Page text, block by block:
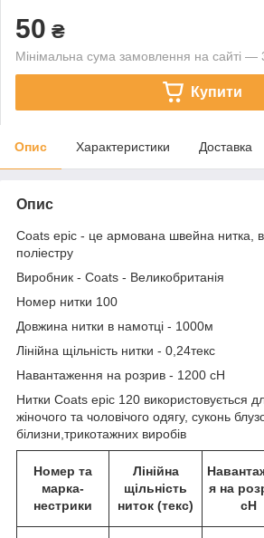
50 ₴
Мінімальна сума замовлення на сайті —
Купити
Опис Характеристики Доставка
Опис
Coats epic - це армована швейна нитка,
поліестру
Виробник - Coats - Великобританія
Номер нитки 100
Довжина нитки в намотці - 1000м
Лінійна щільність нитки - 0,24текс
Навантаження на розрив - 1200 сН
Нитки Сoats epic 120 використовується
жіночого та чоловічого одягу, суконь
білизни,трикотажних виробів
Номер та
марка-
нестрики
Лінійна
щільність
ниток (текс)
я на
сН